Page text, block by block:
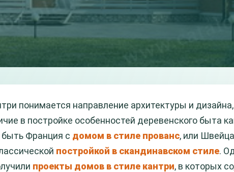
понимается направление архитектуры и
в постройке особенностей деревенского быта
Франция с домом в стиле прованс, или
постройкой в скандинавском стиле.
проекты домов в стиле кантри, в которых